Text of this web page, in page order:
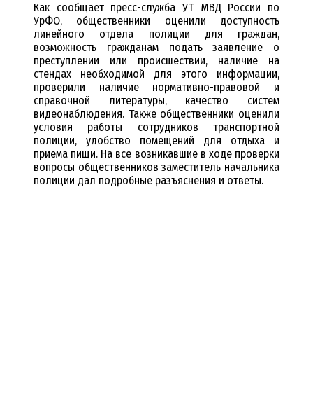
Как сообщает пресс-служба УТ МВД России по
УрФО, общественники оценили доступность
линейного отдела полиции для граждан,
возможность гражданам подать заявление о
преступлении или происшествии, наличие на
стендах необходимой для этого информации,
проверили наличие нормативно-правовой и
справочной литературы, качество систем
видеонаблюдения. Также общественники оценили
условия работы сотрудников транспортной
полиции, удобство помещений для отдыха и
приема пищи. На все возникавшие в ходе проверки
вопросы общественников заместитель начальника
полиции дал подробные разъяснения и ответы.